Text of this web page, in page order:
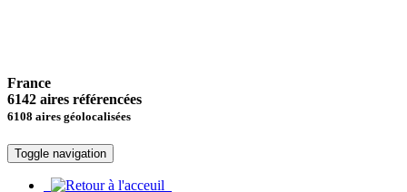
France
6142 aires référencées
6108 aires géolocalisées
Toggle navigation